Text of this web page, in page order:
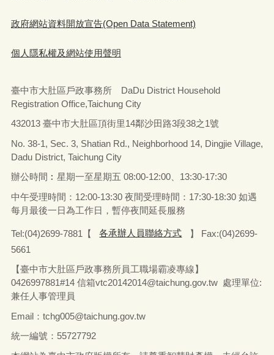
政府網站資料開放宣告(Open Data Statement)
個人隱私權及網站使用聲明
臺中市大肚區戶政事務所 DaDu District Household
Registration Office,Taichung City
432013 臺中市大肚區頂街里14鄰沙田路3段38之1號
No. 38-1, Sec. 3, Shatian Rd., Neighborhood 14, Dingjie Village,
Dadu District, Taichung City
辦公時間︰星期一至星期五 08:00-12:00、13:30-17:30
中午受理時間：12:00-13:30 夜間受理時間：17:30-18:30 如遇
每月最後一日為工作日，暫停夜間延長服務
Tel:(04)2699-7881【 各承辦人員聯絡方式
】 Fax:(04)2699-
5661
【臺中市大肚區戶政事務所員工職場霸凌專線】
0426997881#14 信箱vtc20142014@taichung.gov.tw 處理單位:
兼任人事管理員
Email：tchg005@taichung.gov.tw
統一編號：55727792